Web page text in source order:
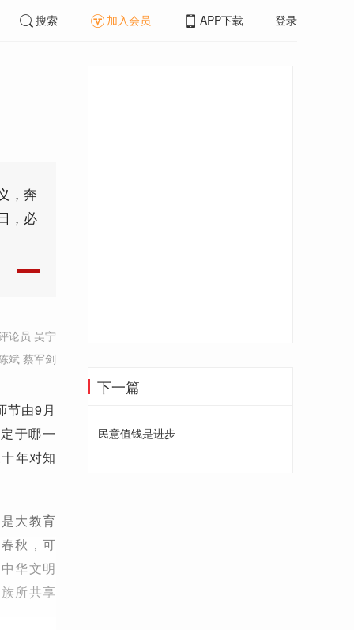
搜索 加入会员 APP下载 登录
，奔
，必
论员 吴宁
斌 蔡军剑
节由9月
于哪一
年对知
大教育
秋，可
华文明
所共享
下一篇
民意值钱是进步